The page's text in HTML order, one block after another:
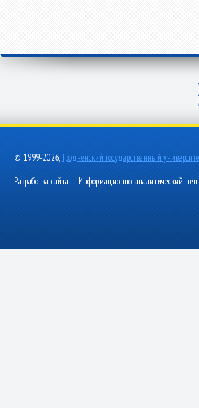
© 1999-2026, Гродненский государственный
Разработка сайта — Информационно-аналитический